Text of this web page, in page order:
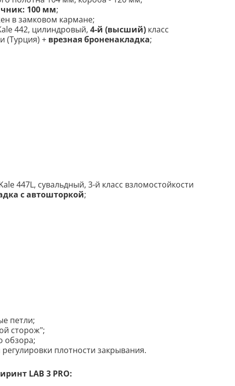
100 мм;
в замковом кармане;
442, цилиндровый, 4-й (высший) класс
(Турция) + врезная броненакладка;
447L, сувальдный, 3-й класс взломостойкости
с автошторкой;
петли;
сторож";
обзора;
регулировки плотности закрывания.
LAB 3 PRO: